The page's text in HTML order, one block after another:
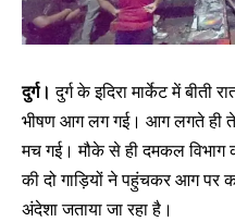
दुर्ग। दुर्ग के इदिरा मार्केट में बीती
भीषण आग लग गई। आग लगते ही
मच गई। मौके से ही दमकल
की दो गाड़ियों ने पहुंचकर आग पर
अंदेशा जताया जा रहा है।